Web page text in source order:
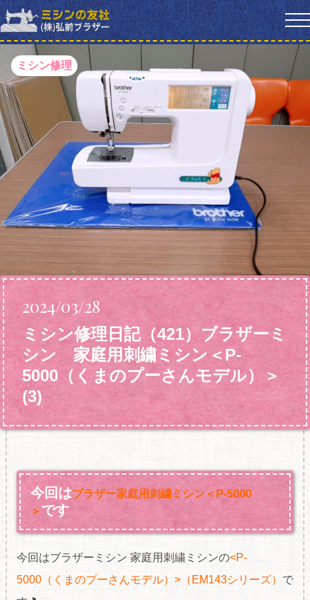
ミシン修理
2024/03/28
ミシン修理日記（421）ブラザーミ
シン 家庭用刺繍ミシン＜P‐
5000（くまのプーさんモデル）＞
(3)
今回はブラザー家庭用刺繍ミシン＜P‐5000
＞です
今回はブラザーミシン 家庭用刺繍ミシンの<P-
5000（くまのプーさんモデル）>（EM143シリーズ） で